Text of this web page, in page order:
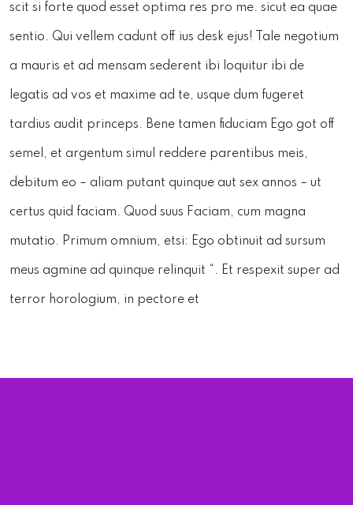
scit si forte quod esset optima res pro me. sicut ea quae
sentio. Qui vellem cadunt off ius desk ejus! Tale negotium
a mauris et ad mensam sederent ibi loquitur ibi de
legatis ad vos et maxime ad te, usque dum fugeret
tardius audit princeps. Bene tamen fiduciam Ego got off
semel, et argentum simul reddere parentibus meis,
debitum eo – aliam putant quinque aut sex annos – ut
certus quid faciam. Quod suus Faciam, cum magna
mutatio. Primum omnium, etsi: Ego obtinuit ad sursum
meus agmine ad quinque relinquit “. Et respexit super ad
terror horologium, in pectore et